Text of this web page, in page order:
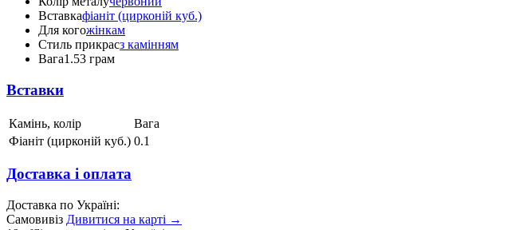
Вставкафіаніт (цирконій куб.)
Для когожінкам
Стиль прикрасз камінням
Вага1.53 грам
Вставки
Камінь, колір
Вага
Фіаніт (цирконій куб.) 0.1
Доставка і оплата
Доставка по Україні:
Самовивіз Дивитися на карті →